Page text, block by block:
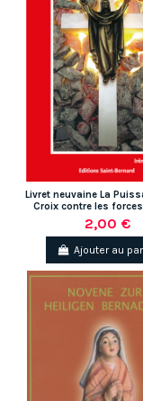
Livret neuvaine La
Croix contre les
2,00 €
Ajouter au